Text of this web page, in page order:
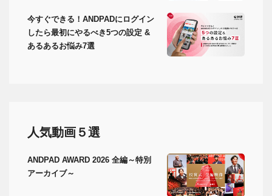
今すぐできる！ANDPADにログイン
したら最初にやるべき5つの設定 &
あるあるお悩み7選
人気動画５選
ANDPAD AWARD 2026 全編～特別
アーカイブ～